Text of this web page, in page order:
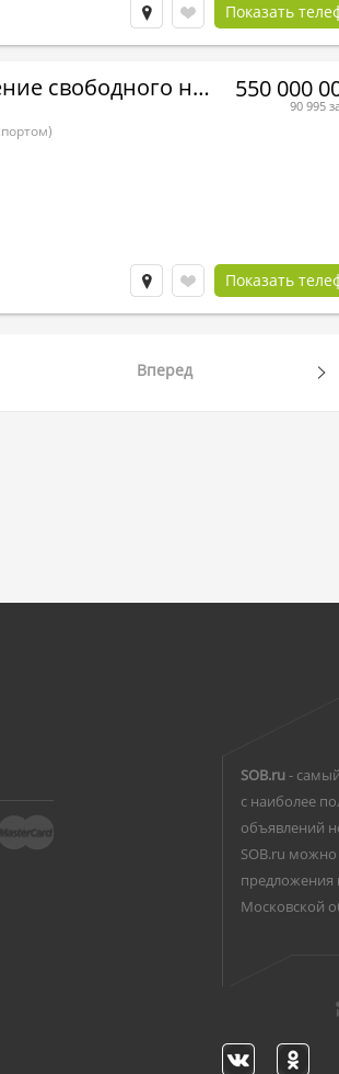
Показать
Продается помещение свободного назначения 550 000
90 995
Показать
Вперед
SOB.ru-
с наиболее
объявлений
SOB.ru можно
Московской